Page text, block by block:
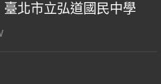
臺北市立弘道國民中學